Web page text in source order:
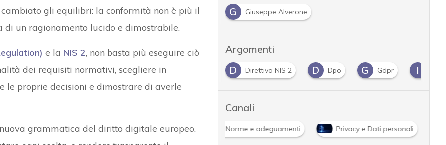
gli equilibri: la conformità non è più il
di un ragionamento lucido e dimostrabile.
e la NIS 2, non basta più eseguire ciò
dei requisiti normativi, scegliere in
le proprie decisioni e dimostrare di averle
grammatica del diritto digitale europeo.
G
Giuseppe Alverone
Argomenti
D
Data Protection D Direttiva NIS 2 D Dpo G Gdpr I infrastrutture N
Canali
Norme e adeguamenti Privacy e Dati personali